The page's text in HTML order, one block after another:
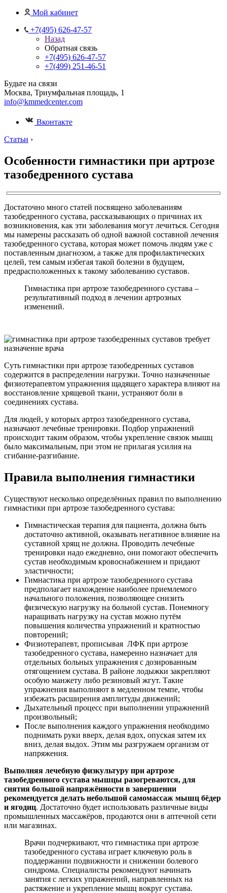
Мой кабинет
+7(495) 626-47-57
Назад
Обратная связь
+7(495) 626-47-57
+7(499) 251-46-51
Будьте на связи
Москва, Триумфальная площадь, 1
info@kmmedcenter.com
Вконтакте
Статьи ›
Особенности гимнастики при артрозе
тазобедренного сустава
Достаточно много статей посвящено заболеваниям
тазобедренного сустава, рассказывающих о причинах их
возникновения, как эти заболевания могут лечиться. Сегодня
мы намерены рассказать об одной важной составной лечения
тазобедренного сустава, которая может помочь людям уже с
поставленным диагнозом, а также для профилактических
целей, тем самым избегая такой болезни в будущем,
предрасположенных к такому заболеванию суставов.
Гимнастика при артрозе тазобедренного сустава –
результативный подход в лечении артрозных
изменений.
Суть гимнастики при артрозе тазобедренных суставов
содержится в распределении нагрузки. Точно назначенные
физиотерапевтом упражнения щадящего характера влияют на
восстановление хрящевой ткани, устраняют боли в
соединениях сустава.
Для людей, у которых артроз тазобедренного сустава,
назначают лечебные тренировки. Подбор упражнений
происходит таким образом, чтобы укрепление связок мышц
было максимальным, при этом не прилагая усилия на
сгибание-разгибание.
Правила выполнения гимнастики
Существуют несколько определённых правил по выполнению
гимнастики при артрозе тазобедренного сустава:
Гимнастическая терапия для пациента, должна быть
достаточно активной, оказывать негативное влияние на
суставной хрящ не должна. Проводить лечебные
тренировки надо ежедневно, они помогают обеспечить
сустав необходимым кровоснабжением и придают
эластичности;
Гимнастика при артрозе тазобедренного сустава
предполагает нахождение наиболее приемлемого
начального положения, позволяющее снизить
физическую нагрузку на больной сустав. Понемногу
наращивать нагрузку на сустав можно путём
повышения количества упражнений и кратностью
повторений;
Физиотерапевт, прописывая ЛФК при артрозе
тазобедренного сустава, намеренно назначает для
отдельных больных упражнения с дозированным
отягощением сустава. В районе лодыжки закрепляют
особую манжету либо резиновый жгут. Такие
упражнения выполняют в медленном темпе, чтобы
избежать расширения амплитуды движений;
Дыхательный процесс при выполнении упражнений
произвольный;
После выполнения каждого упражнения необходимо
поднимать руки вверх, делая вдох, опуская затем их
вниз, делая выдох. Этим мы разгружаем организм от
напряжения.
Выполняя лечебную физкультуру при артрозе
тазобедренного сустава мышцы разогреваются, для
снятия большой напряжённости в завершении
рекомендуется делать небольшой самомассаж мышц бёдер
и ягодиц. Достаточно будет использовать различные виды
промышленных массажёров, продаются они в аптечной сети
или магазинах.
Врачи подчеркивают, что гимнастика при артрозе
тазобедренного сустава играет ключевую роль в
поддержании подвижности и снижении болевого
синдрома. Специалисты рекомендуют начинать
занятия с легких упражнений, направленных на
растяжение и укрепление мышц вокруг сустава.